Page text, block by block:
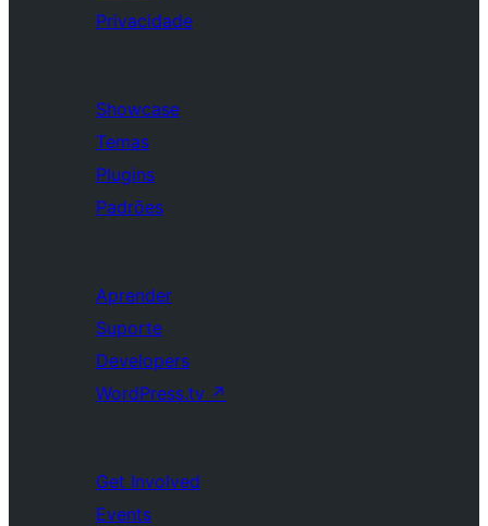
Privacidade
Showcase
Temas
Plugins
Padrões
Aprender
Suporte
Developers
WordPress.tv ↗
Get Involved
Events